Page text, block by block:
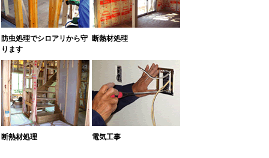
防虫処理でシロアリから守
ります
断熱材処理
断熱材処理 電気工事